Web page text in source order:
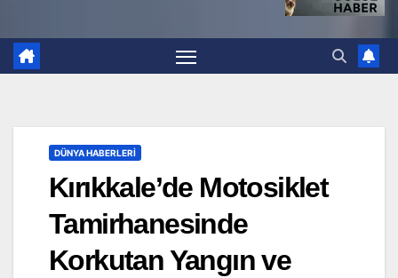
DÜNYA HABERLERI
Kırıkkale’de Motosiklet
Tamirhanesinde
Korkutan Yangın ve